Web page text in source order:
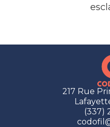
217 Rue
(337)